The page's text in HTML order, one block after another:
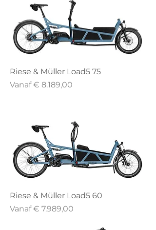
Riese & Müller Load5 75
Vanaf€ 8.189,00
Verkoopprijs
Riese & Müller Load5 60
Vanaf€ 7.989,00
Verkoopprijs